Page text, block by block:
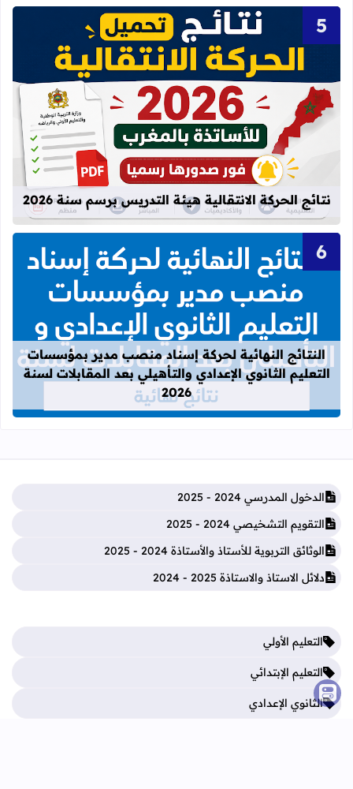
قراءة المزيد عن نتائج الحركة
نتائج الحركة الانتقالية هيئة التدريس برسم سنة 2026
قراءة المزيد عن النتائج النهائية
النتائج النهائية لحركة إسناد منصب مدير بمؤسسات
التعليم الثانوي الإعدادي والتأهيلي بعد المقابلات لسنة
2026
الدخول المدرسي 2024 - 2025
التقويم التشخيصي 2024 - 2025
الوثائق التربوية للأستاذ والأستاذة 2024 - 2025
دلائل الاستاذ والاستاذة 2025 - 2024
التعليم الأولي
التعليم الإبتدائي
الثانوي الإعدادي